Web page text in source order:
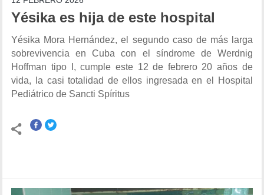
Yésika es hija de este hospital
Yésika Mora Hernández, el segundo caso de más larga
sobrevivencia en Cuba con el síndrome de Werdnig
Hoffman tipo I, cumple este 12 de febrero 20 años de
vida, la casi totalidad de ellos ingresada en el Hospital
Pediátrico de Sancti Spíritus